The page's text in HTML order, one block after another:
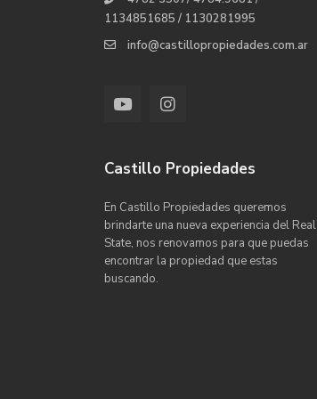
1134851685 / 1130281995
info@castillopropiedades.com.ar
Castillo Propiedades
En Castillo Propiedades queremos
brindarte una nueva experiencia del Real
State, nos renovamos para que puedas
encontrar la propiedad que estas
buscando.